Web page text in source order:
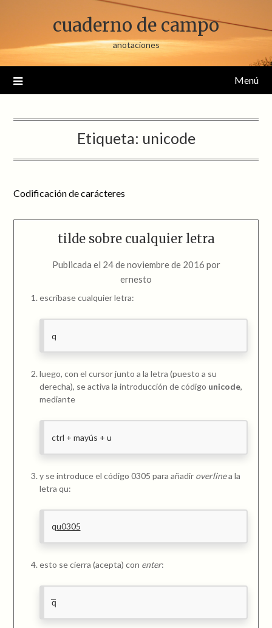
cuaderno de campo
anotaciones
Menú
Etiqueta: unicode
Codificación de carácteres
tilde sobre cualquier letra
Publicada el 24 de noviembre de 2016 por
ernesto
escríbase cualquier letra:
q
luego, con el cursor junto a la letra (puesto a su
derecha), se activa la introducción de código unicode,
mediante
ctrl + mayús + u
y se introduce el código 0305 para añadir overlinea la
letra qu:
qu0305
esto se cierra (acepta) con enter:
q̅